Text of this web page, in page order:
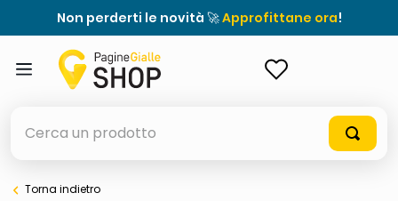
Non perderti le novità 🚀Approfittane ora!
Torna indietro